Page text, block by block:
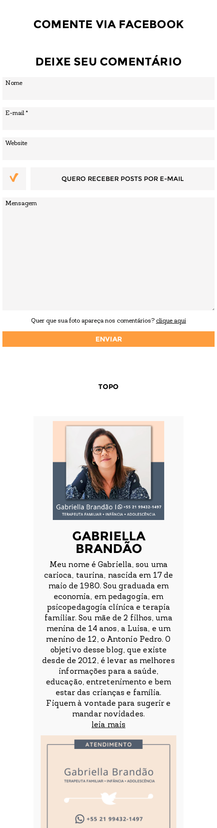
COMENTE VIA FACEBOOK
DEIXE SEU COMENTÁRIO
QUERO RECEBER POSTS POR E-MAIL
Quer que sua foto apareça nos comentários? clique aqui
TOPO
GABRIELLA
BRANDÃO
Meu nome é Gabriella, sou uma
carioca, taurina, nascida em 17 de
maio de 1980. Sou graduada em
economia, em pedagogia, em
psicopedagogia clínica e terapia
familiar. Sou mãe de 2 filhos, uma
menina de 14 anos, a Luisa, e um
menino de 12, o Antonio Pedro. O
objetivo desse blog, que existe
desde de 2012, é levar as melhores
informações para a saúde,
educação, entretenimento e bem
estar das crianças e família.
Fiquem à vontade para sugerir e
mandar novidades.
leia mais